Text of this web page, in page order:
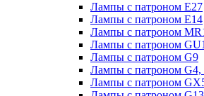
Лампы с патроном E27
Лампы с патроном Е14
Лампы с патроном
Лампы с патроном
Лампы с патроном G9
Лампы с патроном G4,
Лампы с патроном